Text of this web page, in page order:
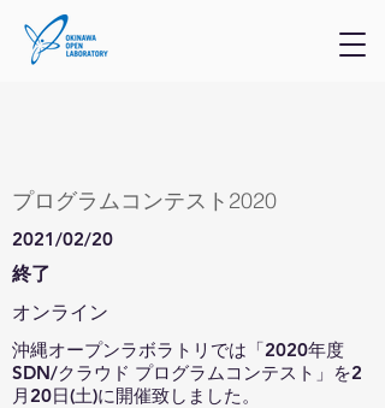
プログラムコンテスト2020
2021/02/20
終了
オンライン
沖縄オープンラボラトリでは「2020年度
SDN/クラウド プログラムコンテスト」を2
月20日(土)に開催致しました。